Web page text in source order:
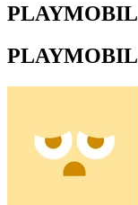
PLAYMOBIL
PLAYMOBIL